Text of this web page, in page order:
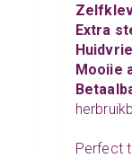
Extra
Mooiie
Perfect